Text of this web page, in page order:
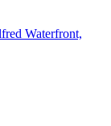
Waterfront,